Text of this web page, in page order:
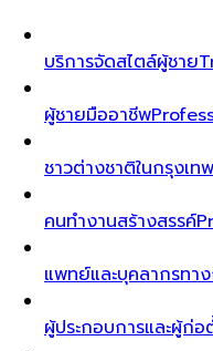
บริการจัดสไตล์ผู้ชาย
ผู้ชายมืออาชีพ
ชาวต่างชาติในกรุงเทพ
คนทำงานสร้างสรรค์
แพทย์และบุคลากรทา
ผู้ประกอบการและผู้ก่